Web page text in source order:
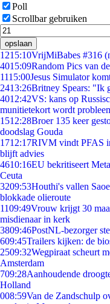
Poll
Scrollbar gebruiken
opslaan
1215:10VrijMiBabes #316
4015:09Random Pics van
1115:00Jesus Simulator
2413:26Britney Spears: "Ik
4012:42VS: kans op
munitietekort wordt
1512:28Broer 135 keer
doodslag Gouda
1712:17RIVM vindt PFAS
blijft advies
4610:16EU bekritiseert
Ceuta
3209:53Houthi's vallen
blokkade olieroute
1109:49Vrouw krijgt 30
misdienaar in kerk
3809:46PostNL-bezorger
609:45Trailers kijken: de
2509:32Wegpiraat scheurt
Amsterdam
709:28Aanhoudende
Holland
008:59Van de Zandschulp